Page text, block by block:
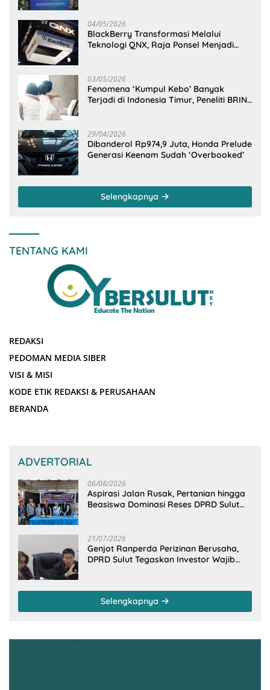
04/05/2026
BlackBerry Transformasi Melalui
Teknologi QNX, Raja Ponsel Menjadi
03/05/2026
Fenomena ‘Kumpul Kebo’ Banyak
Terjadi di Indonesia Timur, Peneliti BRIN
29/04/2026
Dibanderol Rp974,9 Juta, Honda Prelude
Generasi Keenam Sudah ‘Overbooked’
Selengkapnya
TENTANG KAMI
REDAKSI
PEDOMAN MEDIA SIBER
VISI & MISI
KODE ETIK REDAKSI & PERUSAHAAN
BERANDA
ADVERTORIAL
06/08/2026
Aspirasi Jalan Rusak, Pertanian hingga
Beasiswa Dominasi Reses DPRD Sulut
21/07/2026
Genjot Ranperda Perizinan Berusaha,
DPRD Sulut Tegaskan Investor Wajib
Selengkapnya